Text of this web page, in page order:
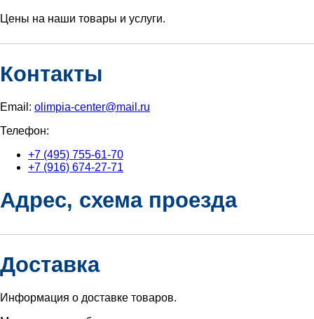
Цены на наши товары и услуги.
Контакты
Email: olimpia-center@mail.ru
Телефон:
+7 (495) 755-61-70
+7 (916) 674-27-71
Адрес, схема проезда
Доставка
Информация о доставке товаров.